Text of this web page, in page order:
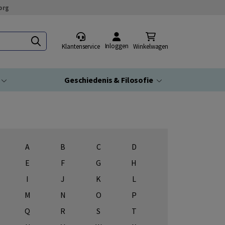
Klantenservice Inloggen Winkelwagen
Geschiedenis & Filosofie
A B C
D
E
F G
H
I
J K
L
M
N O
P
Q
R S
T